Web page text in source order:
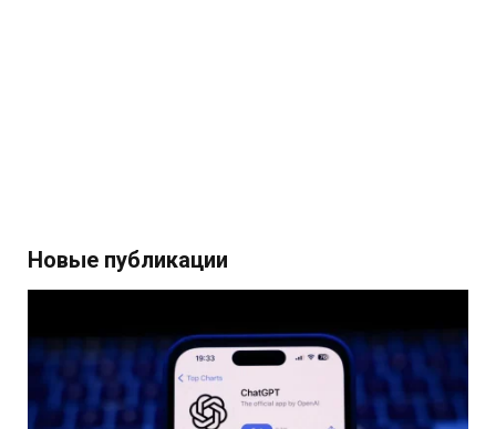
Новые публикации